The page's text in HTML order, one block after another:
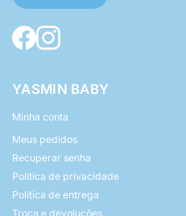
YASMIN BABY
Minha conta
Meus pedidos
Recuperar senha
Política de privacidade
Política de entrega
Troca e devoluções